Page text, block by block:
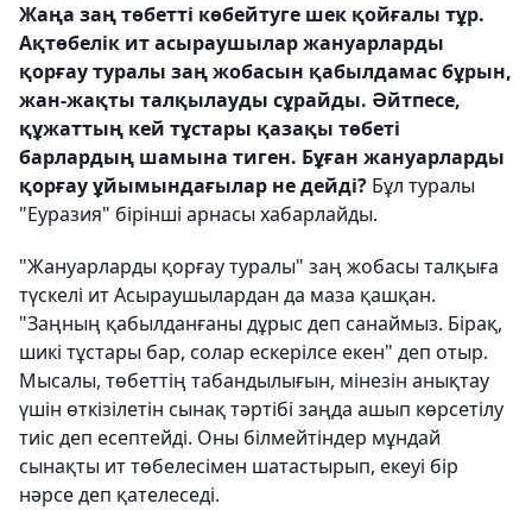
Жаңа заң төбетті көбейтуге шек қойғалы тұр.
Ақтөбелік ит асыраушылар жануарларды
қорғау туралы заң жобасын қабылдамас бұрын,
жан-жақты талқылауды сұрайды. Әйтпесе,
құжаттың кей тұстары қазақы төбеті
барлардың шамына тиген. Бұған жануарларды
қорғау ұйымындағылар не дейді? Бұл туралы
"Еуразия" бірінші арнасы хабарлайды.
"Жануарларды қорғау туралы" заң жобасы талқыға
түскелі ит Асыраушылардан да маза қашқан.
"Заңның қабылданғаны дұрыс деп санаймыз. Бірақ,
шикі тұстары бар, солар ескерілсе екен" деп отыр.
Мысалы, төбеттің табандылығын, мінезін анықтау
үшін өткізілетін сынақ тәртібі заңда ашып көрсетілу
тиіс деп есептейді. Оны білмейтіндер мұндай
сынақты ит төбелесімен шатастырып, екеуі бір
нәрсе деп қателеседі.